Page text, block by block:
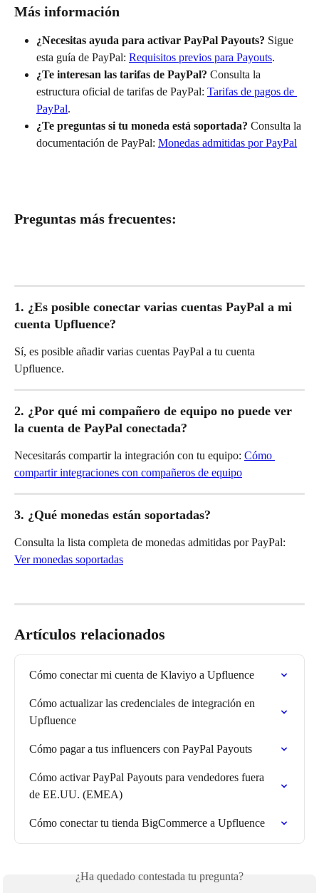
Más información
¿Necesitas ayuda para activar PayPal Payouts? Sigue
esta guía de PayPal: Requisitos previos para Payouts.
¿Te interesan las tarifas de PayPal? Consulta la
estructura oficial de tarifas de PayPal: Tarifas de pagos de
PayPal.
¿Te preguntas si tu moneda está soportada? Consulta la
documentación de PayPal: Monedas admitidas por PayPal
Preguntas más frecuentes:
1. ¿Es posible conectar varias cuentas PayPal a mi
cuenta Upfluence?
Sí, es posible añadir varias cuentas PayPal a tu cuenta
Upfluence.
2. ¿Por qué mi compañero de equipo no puede ver
la cuenta de PayPal conectada?
Necesitarás compartir la integración con tu equipo: Cómo
compartir integraciones con compañeros de equipo
3. ¿Qué monedas están soportadas?
Consulta la lista completa de monedas admitidas por PayPal:
Ver monedas soportadas
Artículos relacionados
Cómo conectar mi cuenta de Klaviyo a Upfluence
Cómo actualizar las credenciales de integración en
Upfluence
Cómo pagar a tus influencers con PayPal Payouts
Cómo activar PayPal Payouts para vendedores fuera
de EE.UU. (EMEA)
Cómo conectar tu tienda BigCommerce a Upfluence
¿Ha quedado contestada tu pregunta?